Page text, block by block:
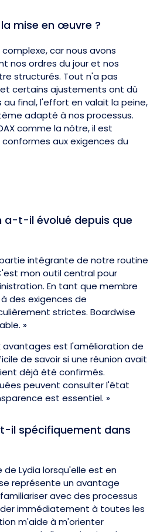
mise en œuvre ?
car nous avons
nos ordres du jour et nos
structurés. Tout n'a pas
certains ajustements ont dû
final, l'effort en valait la peine,
adapté à nos processus.
comme la nôtre, il est
aux exigences du
t-il évolué depuis que
intégrante de notre routine
mon outil central pour
En tant que membre
des exigences de
strictes. Boardwise
»
avantages est l'amélioration de
de savoir si une réunion avait
déjà été confirmés.
peuvent consulter l'état
est essentiel. »
il spécifiquement dans
Lydia lorsqu'elle est en
représente un avantage
avec des processus
immédiatement à toutes les
m'aide à m'orienter